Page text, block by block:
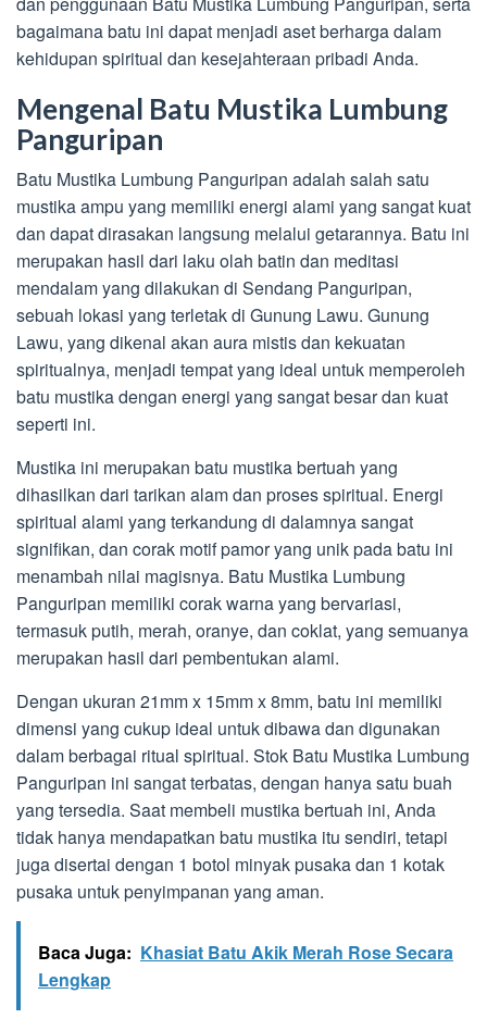
bagaimana batu ini dapat menjadi aset berharga dalam
kehidupan spiritual dan kesejahteraan pribadi Anda.
Mengenal Batu Mustika Lumbung
Panguripan
Batu Mustika Lumbung Panguripan adalah salah satu
mustika ampu yang memiliki energi alami yang sangat kuat
dan dapat dirasakan langsung melalui getarannya. Batu ini
merupakan hasil dari laku olah batin dan meditasi
mendalam yang dilakukan di Sendang Panguripan,
sebuah lokasi yang terletak di Gunung Lawu. Gunung
Lawu, yang dikenal akan aura mistis dan kekuatan
spiritualnya, menjadi tempat yang ideal untuk memperoleh
batu mustika dengan energi yang sangat besar dan kuat
seperti ini.
Mustika ini merupakan batu mustika bertuah yang
dihasilkan dari tarikan alam dan proses spiritual. Energi
spiritual alami yang terkandung di dalamnya sangat
signifikan, dan corak motif pamor yang unik pada batu ini
menambah nilai magisnya. Batu Mustika Lumbung
Panguripan memiliki corak warna yang bervariasi,
termasuk putih, merah, oranye, dan coklat, yang semuanya
merupakan hasil dari pembentukan alami.
Dengan ukuran 21mm x 15mm x 8mm, batu ini memiliki
dimensi yang cukup ideal untuk dibawa dan digunakan
dalam berbagai ritual spiritual. Stok Batu Mustika Lumbung
Panguripan ini sangat terbatas, dengan hanya satu buah
yang tersedia. Saat membeli mustika bertuah ini, Anda
tidak hanya mendapatkan batu mustika itu sendiri, tetapi
juga disertai dengan 1 botol minyak pusaka dan 1 kotak
pusaka untuk penyimpanan yang aman.
Baca Juga: Khasiat Batu Akik Merah Rose Secara
Lengkap